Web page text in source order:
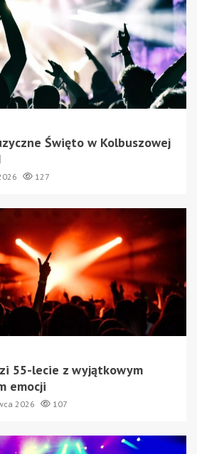
Święto w Kolbuszowej
127
55-lecie z wyjątkowym
emocji
2026 107